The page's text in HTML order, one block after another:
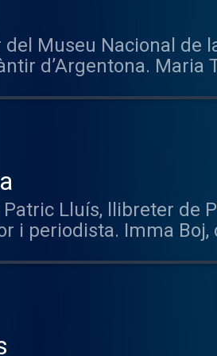
Museu Nacional de
d’Argentona. Maria
Joan, guies del Museu
que cada any
Sistema Territorial
xarxa de 28 centres
mitjançant les seves
diferents activitats
Nacional de la
experiència en
i fins i tot fusta. El
Lluís, llibreter de
i periodista. Imma
de llibres. Unes
que es compren.
les Lletres